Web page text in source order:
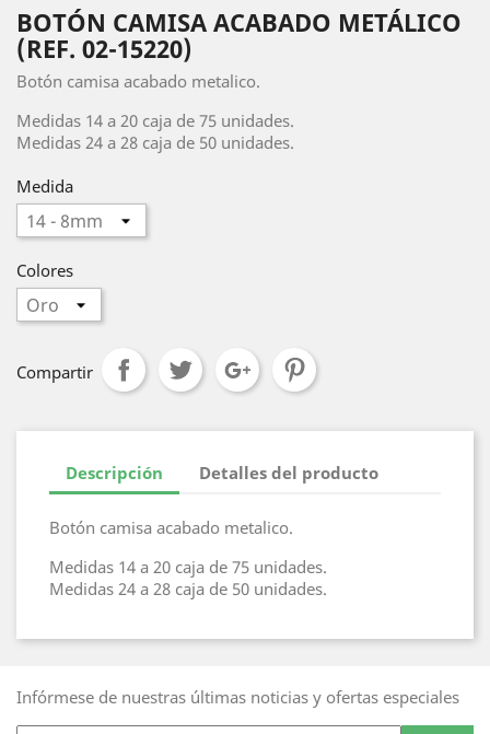
BOTÓN CAMISA ACABADO METÁLICO
(REF. 02-15220)
Botón camisa acabado metalico.
Medidas 14 a 20 caja de 75 unidades.
Medidas 24 a 28 caja de 50 unidades.
Medida
Colores
Compartir
Descripción Detalles del producto
Botón camisa acabado metalico.
Medidas 14 a 20 caja de 75 unidades.
Medidas 24 a 28 caja de 50 unidades.
Infórmese de nuestras últimas noticias y ofertas especiales